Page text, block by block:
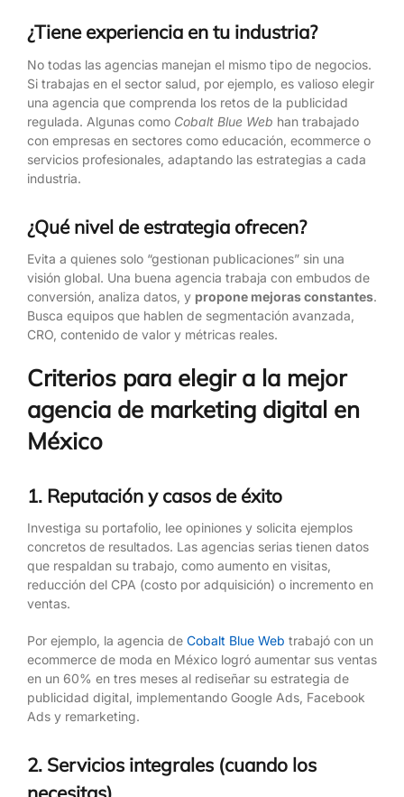
¿Tiene experiencia en tu industria?
No todas las agencias manejan el mismo tipo de negocios.
Si trabajas en el sector salud, por ejemplo, es valioso elegir
una agencia que comprenda los retos de la publicidad
regulada. Algunas como Cobalt Blue Web han trabajado
con empresas en sectores como educación, ecommerce o
servicios profesionales, adaptando las estrategias a cada
industria.
¿Qué nivel de estrategia ofrecen?
Evita a quienes solo “gestionan publicaciones” sin una
visión global. Una buena agencia trabaja con embudos de
conversión, analiza datos, y propone mejoras constantes.
Busca equipos que hablen de segmentación avanzada,
CRO, contenido de valor y métricas reales.
Criterios para elegir a la mejor
agencia de marketing digital en
México
1. Reputación y casos de éxito
Investiga su portafolio, lee opiniones y solicita ejemplos
concretos de resultados. Las agencias serias tienen datos
que respaldan su trabajo, como aumento en visitas,
reducción del CPA (costo por adquisición) o incremento en
ventas.
Por ejemplo, la agencia de Cobalt Blue Web trabajó con un
ecommerce de moda en México logró aumentar sus ventas
en un 60% en tres meses al rediseñar su estrategia de
publicidad digital, implementando Google Ads, Facebook
Ads y remarketing.
2. Servicios integrales (cuando los